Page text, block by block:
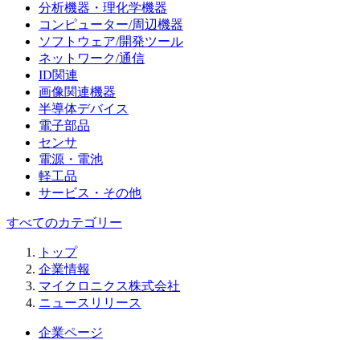
分析機器・理化学機器
コンピューター/周辺機器
ソフトウェア/開発ツール
ネットワーク/通信
ID関連
画像関連機器
半導体デバイス
電子部品
センサ
電源・電池
軽工品
サービス・その他
すべてのカテゴリー
トップ
企業情報
マイクロニクス株式会社
ニュースリリース
企業ページ